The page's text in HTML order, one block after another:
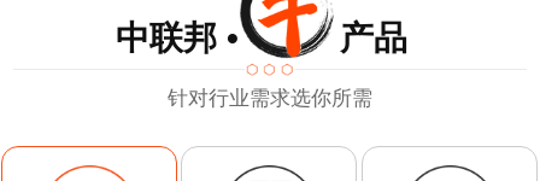
中联邦 • 产品
针对行业需求选你所需